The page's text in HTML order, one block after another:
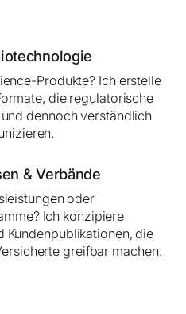
Produkte? Ich erstelle
die regulatorische
dennoch verständlich
& Verbände
oder
Ich konzipiere
Kundenpublikationen, die
greifbar machen.